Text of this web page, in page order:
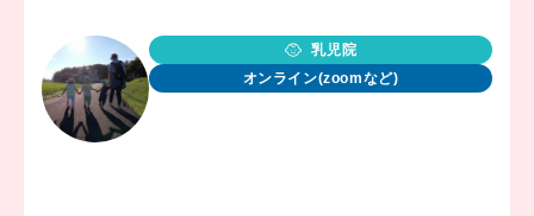
乳児院
オンライン(zoomなど)